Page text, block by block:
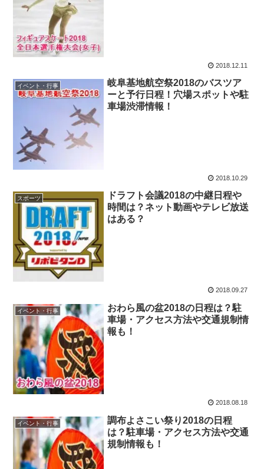
2018.12.11
イベント・行事
岐阜基地航空祭2018のバスツア
ーと予行日程！穴場スポットや駐
車場渋滞情報！
2018.10.29
スポーツ
ドラフト会議2018の中継日程や
時間は？ネット動画やテレビ放送
はある？
2018.09.27
イベント・行事
おわら風の盆2018の日程は？駐
車場・アクセス方法や交通規制情
報も！
2018.08.18
イベント・行事
調布よさこい祭り2018の日程
は？駐車場・アクセス方法や交通
規制情報も！